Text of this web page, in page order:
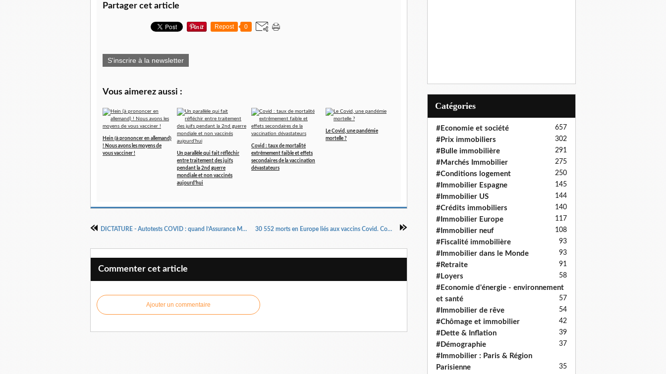
Partager cet article
Repost 0
S'inscrire à la newsletter
Vous aimerez aussi :
Hein (à prononcer en allemand)
! Nous avons les moyens de
vous vacciner !
Un parallèle qui fait réfléchir
entre traitement des juifs
pendant la 2nd guerre
mondiale et non vaccinés
aujourd'hui
Covid : taux de mortalité
extrêmement faible et effets
secondaires de la vaccination
dévastateurs
Le Covid, une pandémie
mortelle ?
DICTATURE - Autotests COVID : quand l’Assurance Maladie refuse l’autorité du Conseil d’Etat ! 30 552 morts en Europe liés aux vaccins Covid. Combien de plus pour arrêter le massacre ?
Commenter cet article
Ajouter un commentaire
Catégories
#Economie et société 657
#Prix immobiliers 302
#Bulle immobilière 291
#Marchés Immobilier 275
#Conditions logement 250
#Immobilier Espagne 145
#Immobilier US 144
#Crédits immobiliers 140
#Immobilier Europe 117
#Immobilier neuf 108
#Fiscalité immobilière 93
#Immobilier dans le Monde 93
#Retraite 91
#Loyers 58
#Economie d'énergie - environnement
et santé
57
#Immobilier de rêve 54
#Chômage et immobilier 42
#Dette & Inflation 39
#Démographie 37
#Immobilier : Paris & Région
Parisienne
35